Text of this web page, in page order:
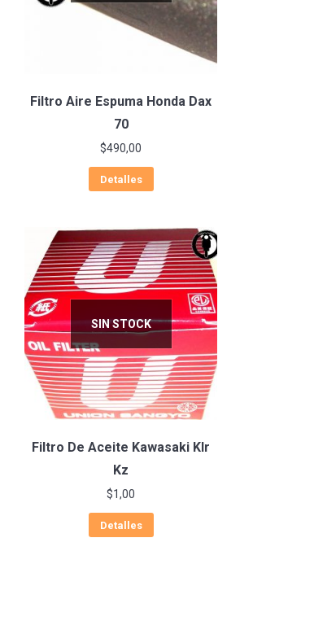
Filtro Aire Espuma Honda Dax
70
$490,00
Detalles
SIN STOCK
Filtro De Aceite Kawasaki Klr
Kz
$1,00
Detalles